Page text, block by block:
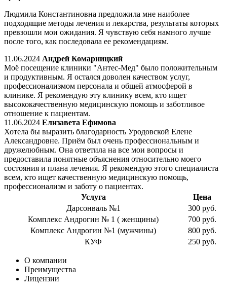
Людмила Константиновна предложила мне наиболее
подходящие методы лечения и лекарства, результаты которых
превзошли мои ожидания. Я чувствую себя намного лучше
после того, как последовала ее рекомендациям.
11.06.2024 Андрей Комарницкий
Моё посещение клиники "Антес-Мед" было положительным
и продуктивным. Я остался доволен качеством услуг,
профессионализмом персонала и общей атмосферой в
клинике. Я рекомендую эту клинику всем, кто ищет
высококачественную медицинскую помощь и заботливое
отношение к пациентам.
11.06.2024 Елизавета Ефимова
Хотела бы выразить благодарность Уродовской Елене
Александровне. Приём был очень профессиональным и
дружелюбным. Она ответила на все мои вопросы и
предоставила понятные объяснения относительно моего
состояния и плана лечения. Я рекомендую этого специалиста
всем, кто ищет качественную медицинскую помощь,
профессионализм и заботу о пациентах.
Услуга
Цена
Дарсонваль №1
300 руб.
Комплекс Андрогин № 1 ( женщины)
700 руб.
Комплекс Андрогин №1 (мужчины)
800 руб.
КУФ
250 руб.
О компании
Преимущества
Лицензии